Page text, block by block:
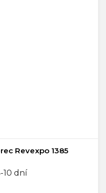
Revexpo 1385
10 dní